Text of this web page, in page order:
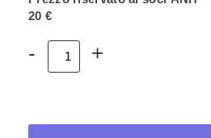
20 €
Volume
acustica
- +